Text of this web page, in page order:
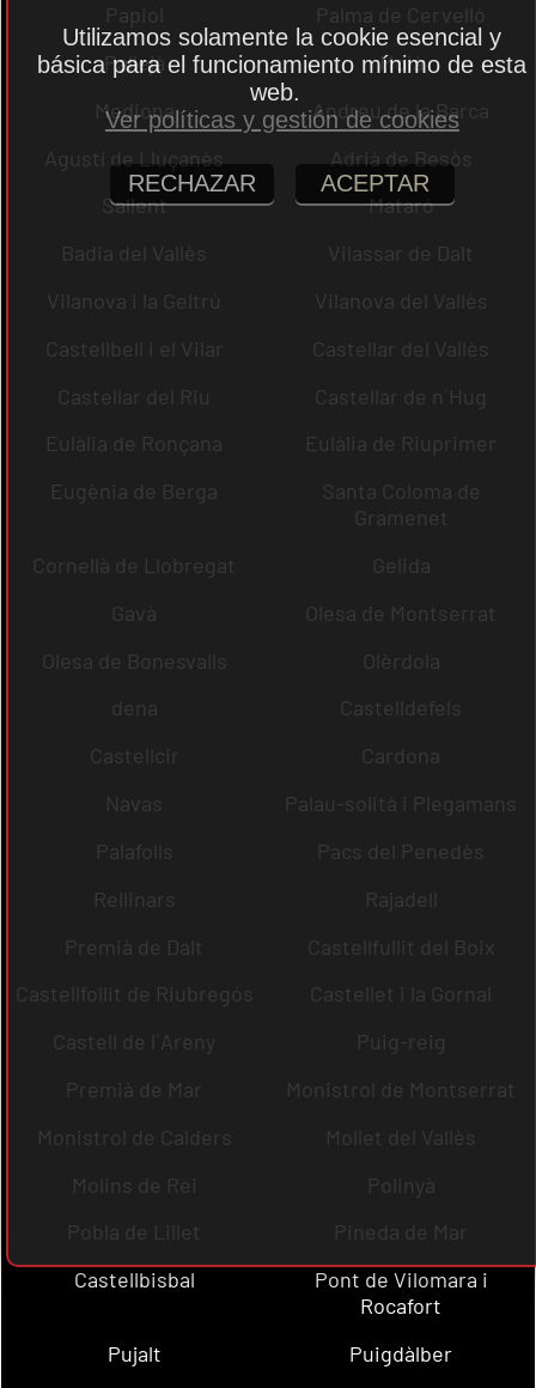
Papiol
Palma de Cervelló
Pallejà
Moià
Mediona
Andreu de la Barca
Agustí de Lluçanès
Adrià de Besòs
Sallent
Mataró
Badia del Vallès
Vilassar de Dalt
Vilanova i la Geltrú
Vilanova del Vallès
Castellbell i el Vilar
Castellar del Vallès
Castellar del Riu
Castellar de n´Hug
Eulàlia de Ronçana
Eulàlia de Riuprimer
Eugènia de Berga
Santa Coloma de
Gramenet
Cornellà de Llobregat
Gelida
Gavà
Olesa de Montserrat
Olesa de Bonesvalls
Olèrdola
dena
Castelldefels
Castellcir
Cardona
Navas
Palau-solità i Plegamans
Palafolls
Pacs del Penedès
Rellinars
Rajadell
Premià de Dalt
Castellfullit del Boix
Castellfollit de Riubregós
Castellet i la Gornal
Castell de l´Areny
Puig-reig
Premià de Mar
Monistrol de Montserrat
Monistrol de Calders
Mollet del Vallès
Molins de Rei
Polinyà
Pobla de Lillet
Pineda de Mar
Castellbisbal
Pont de Vilomara i
Rocafort
Pujalt
Puigdàlber
Utilizamos solamente la cookie esencial y
básica para el funcionamiento mínimo de esta
web.
Ver políticas y gestión de cookies
RECHAZAR ACEPTAR